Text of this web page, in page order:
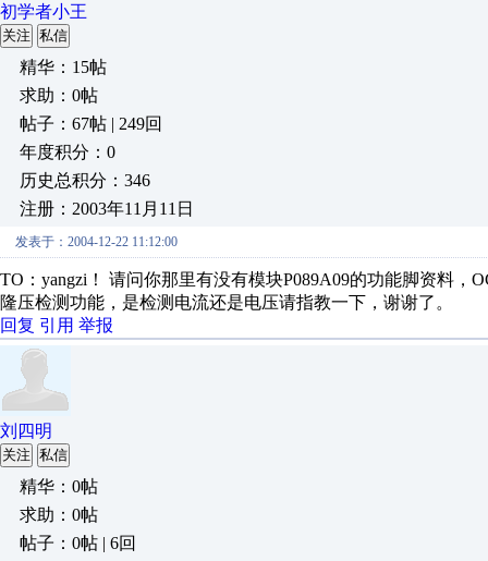
初学者小王
关注 私信
精华：15帖
求助：0帖
帖子：67帖 | 249回
年度积分：0
历史总积分：346
注册：2003年11月11日
发表于：2004-12-22 11:12:00
TO：yangzi！ 请问你那里有没有模块P089A09的功能脚资料
隆压检测功能，是检测电流还是电压请指教一下，谢谢了。
回复 引用 举报
刘四明
关注 私信
精华：0帖
求助：0帖
帖子：0帖 | 6回